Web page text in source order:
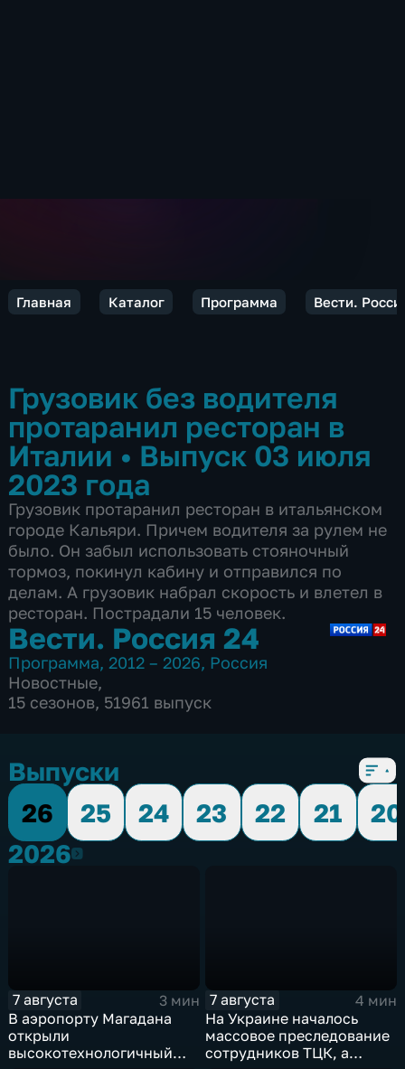
Главная Каталог Программа Вести.
Грузовик без водителя
протаранил ресторан в
Италии • Выпуск 03 июля
2023 года
Грузовик протаранил ресторан в итальянском
городе Кальяри. Причем водителя за рулем не
было. Он забыл использовать стояночный
тормоз, покинул кабину и отправился по
делам. А грузовик набрал скорость и влетел в
ресторан. Пострадали 15 человек.
Вести. Россия 24
Программа, 2012 – 2026, Россия
Новостные,
15 сезонов, 51961 выпуск
Выпуски
26
25 24 23 22 21
20
20262026
7 августа
3 мин
В аэропорту Магадана
открыли
высокотехнологичный
7 августа
4 мин
На Украине началось
массовое преследование
сотрудников ТЦК, а